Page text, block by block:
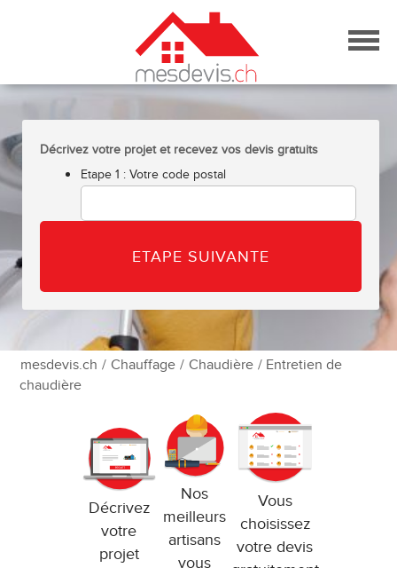
Décrivez votre projet et recevez vos devis gratuits
Etape 1 : Votre code postal
Décrivez
votre
projet
Nos
meilleurs
artisans
vous
Vous
choisissez
votre devis
mesdevis.ch / Chauffage / Chaudière / Entretien de
chaudière